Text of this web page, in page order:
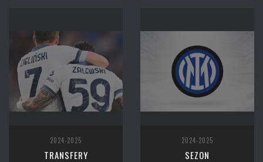
2024-2025
TRANSFERY
2024-2025
SEZON